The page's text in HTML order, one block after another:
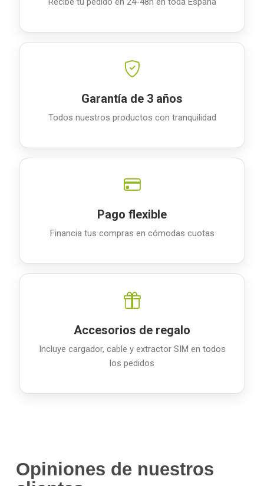
Garantía de 3 años
Todos nuestros productos con tranquilidad
Pago flexible
Financia tus compras en cómodas cuotas
Accesorios de regalo
Incluye cargador, cable y extractor SIM en todos
los pedidos
Opiniones de nuestros